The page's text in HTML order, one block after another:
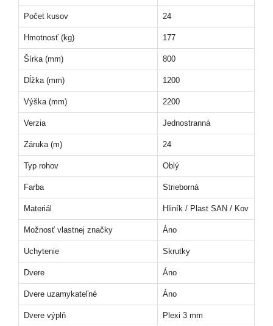
Počet kusov 24
Hmotnosť (kg) 177
Šírka (mm) 800
Dĺžka (mm) 1200
Výška (mm) 2200
Verzia Jednostranná
Záruka (m) 24
Typ rohov Oblý
Farba Strieborná
Materiál Hliník / Plast SAN / Kov
Možnosť vlastnej značky Áno
Uchytenie Skrutky
Dvere Áno
Dvere uzamykateľné Áno
Dvere výplň Plexi 3 mm